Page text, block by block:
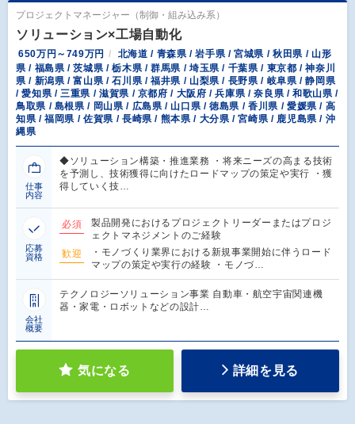
プロジェクトマネージャー（制御・組み込み系）
ソリューション×工場自動化
650万円～749万円
北海道 / 青森県 / 岩手県 / 宮城県 / 秋田県 / 山形
県 / 福島県 / 茨城県 / 栃木県 / 群馬県 / 埼玉県 / 千葉県 / 東京都 / 神奈川
県 / 新潟県 / 富山県 / 石川県 / 福井県 / 山梨県 / 長野県 / 岐阜県 / 静岡県
/ 愛知県 / 三重県 / 滋賀県 / 京都府 / 大阪府 / 兵庫県 / 奈良県 / 和歌山県 /
鳥取県 / 島根県 / 岡山県 / 広島県 / 山口県 / 徳島県 / 香川県 / 愛媛県 / 高
知県 / 福岡県 / 佐賀県 / 長崎県 / 熊本県 / 大分県 / 宮崎県 / 鹿児島県 / 沖
縄県
仕事
内容
◆ソリューション構築・推進業務 ・将来ニーズの高まる技術
を予測し、技術獲得に向けたロードマップの策定や実行 ・獲
得していく技…
応募
資格
必須
製品開発におけるプロジェクトリーダーまたはプロジ
ェクトマネジメントのご経験
歓迎
・モノづくり業界における新規事業開始に伴うロード
マップの策定や実行の経験 ・モノづ…
会社
概要
テクノロジーソリューション事業 自動車・航空宇宙関連機
器・家電・ロボットなどの設計…
気になる 詳細を見る